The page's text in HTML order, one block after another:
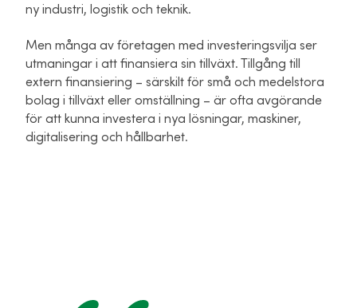
ny industri, logistik och teknik.
Men många av företagen med investeringsvilja ser
utmaningar i att finansiera sin tillväxt. Tillgång till
extern finansiering – särskilt för små och medelstora
bolag i tillväxt eller omställning – är ofta avgörande
för att kunna investera i nya lösningar, maskiner,
digitalisering och hållbarhet.